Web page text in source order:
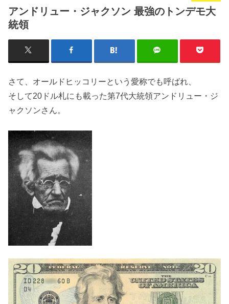
アンドリュー・ジャクソン 最強のトンデモ大
統領
さて、オールドヒッコリーという愛称でも呼ばれ、
そして20ドル札にも載った第7代大統領アンドリュー・ジ
ャクソンさん。